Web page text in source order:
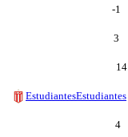
-1
3
14
EstudiantesEstudiantes
4